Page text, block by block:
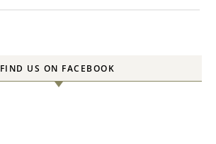
FIND US ON FACEBOOK